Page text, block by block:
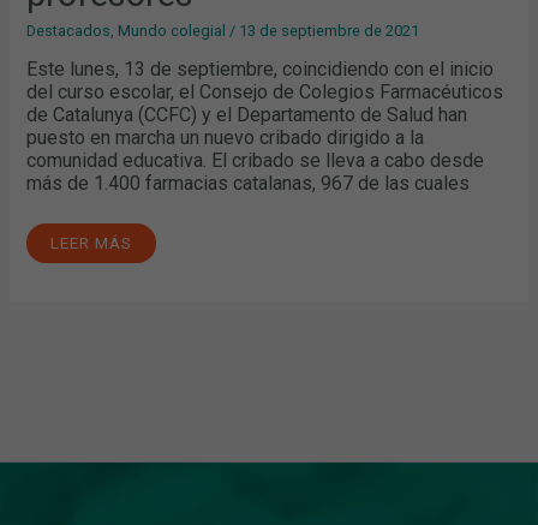
Destacados Mundo colegial / 13 de septiembre de 2021
Este lunes, 13 de septiembre, coincidiendo con el inicio
del curso escolar, el Consejo de Colegios Farmacéuticos
de Catalunya (CCFC) y el Departamento de Salud han
puesto en marcha un nuevo cribado dirigido a la
comunidad educativa. El cribado se lleva a cabo desde
más de 1.400 farmacias catalanas, 967 de las cuales
LEER MÁS